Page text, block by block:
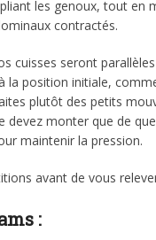
les genoux, tout en
contractés.
cuisses seront
la position initiale,
plutôt des petits
devez monter que de
maintenir la pression.
avant de vous
: